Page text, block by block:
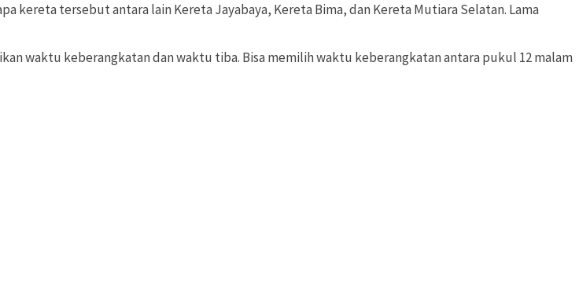
kereta tersebut antara lain Kereta Jayabaya, Kereta Bima, dan Kereta Mutiara Selatan. Lama
waktu keberangkatan dan waktu tiba. Bisa memilih waktu keberangkatan antara pukul 12 malam